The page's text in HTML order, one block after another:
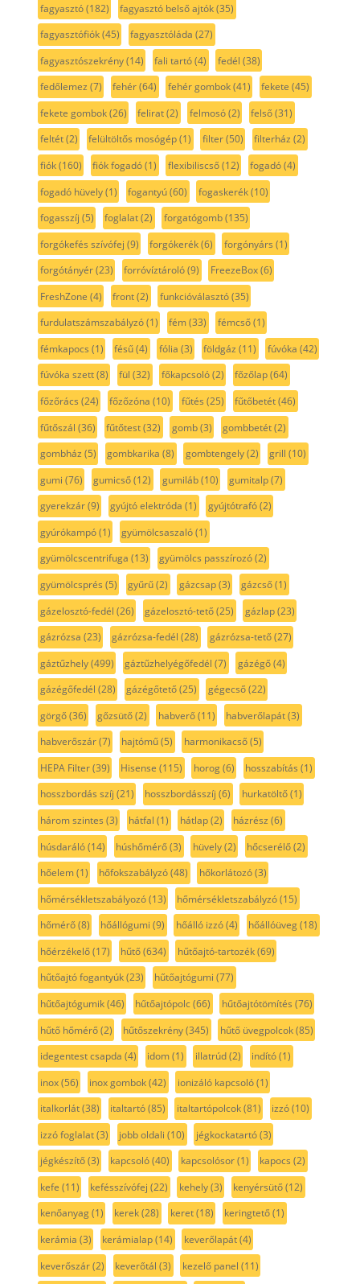
fagyasztó(182) fagyasztó belső ajtók(35)
fagyasztófiók(45) fagyasztóláda (27)
fagyasztószekrény(14) fali tartó(4) fedél (38)
fedőlemez (7) fehér(64) fehér gombok(41) fekete (45)
fekete gombok(26) felirat(2) felmosó(2) felső(31)
feltét(2) felültöltős mosógép(1) filter(50) filterház (2)
fiók(160) fiók fogadó(1) flexibiliscső(12) fogadó(4)
fogadó hüvely(1) fogantyú(60) fogaskerék(10)
fogasszíj (5) foglalat(2) forgatógomb(135)
forgókefés szívófej (9) forgókerék(6) forgónyárs (1)
forgótányér(23) forróvíztároló(9) FreezeBox(6)
FreshZone (4) front(2) funkcióválasztó(35)
furdulatszámszabályzó(1) fém(33) fémcső(1)
fémkapocs (1) fésű(4) fólia (3) földgáz (11) fúvóka (42)
fúvóka szett(8) fül (32) főkapcsoló(2) főzőlap(64)
főzőrács (24) főzőzóna (10) fűtés (25) fűtőbetét(46)
fűtőszál (36) fűtőtest(32) gomb(3) gombbetét(2)
gombház (5) gombkarika (8) gombtengely(2) grill (10)
gumi (76) gumicső(12) gumiláb(10) gumitalp(7)
gyerekzár(9) gyújtó elektróda (1) gyújtótrafó(2)
gyúrókampó(1) gyümölcsaszaló(1)
gyümölcscentrifuga (13) gyümölcs passzírozó(2)
gyümölcsprés (5) gyűrű(2) gázcsap(3) gázcső(1)
gázelosztó-fedél (26) gázelosztó-tető(25) gázlap(23)
gázrózsa (23) gázrózsa-fedél (28) gázrózsa-tető(27)
gáztűzhely(499) gáztűzhelyégőfedél (7) gázégő(4)
gázégőfedél (28) gázégőtető(25) gégecső(22)
görgő(36) gőzsütő(2) habverő(11) habverőlapát(3)
habverőszár(7) hajtómű(5) harmonikacső(5)
HEPA Filter(39) Hisense (115) horog(6) hosszabítás (1)
hosszbordás szíj (21) hosszbordásszíj (6) hurkatöltő(1)
három szintes (3) hátfal (1) hátlap(2) házrész (6)
húsdaráló(14) húshőmérő(3) hüvely(2) hőcserélő(2)
hőelem(1) hőfokszabályzó(48) hőkorlátozó(3)
hőmérsékletszabályozó(13) hőmérsékletszabályzó(15)
hőmérő(8) hőállógumi (9) hőálló izzó(4) hőállóüveg(18)
hőérzékelő(17) hűtő(634) hűtőajtó-tartozék(69)
hűtőajtó fogantyúk(23) hűtőajtógumi (77)
hűtőajtógumik(46) hűtőajtópolc(66) hűtőajtótömítés (76)
hűtő hőmérő(2) hűtőszekrény(345) hűtő üvegpolcok(85)
idegentest csapda (4) idom(1) illatrúd(2) indító(1)
inox(56) inox gombok(42) ionizáló kapcsoló(1)
italkorlát(38) italtartó(85) italtartópolcok(81) izzó(10)
izzó foglalat(3) jobb oldali (10) jégkockatartó(3)
jégkészítő(3) kapcsoló(40) kapcsolósor(1) kapocs (2)
kefe (11) kefésszívófej (22) kehely(3) kenyérsütő(12)
kenőanyag(1) kerek(28) keret(18) keringtető(1)
kerámia (3) kerámialap(14) keverőlapát(4)
keverőszár(2) keverőtál (3) kezelő panel (11)